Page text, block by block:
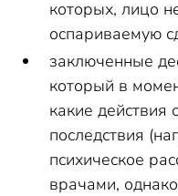
которых, лицо
оспариваемую
заключенные
который в
какие действия
последствия
психическое
врачами,